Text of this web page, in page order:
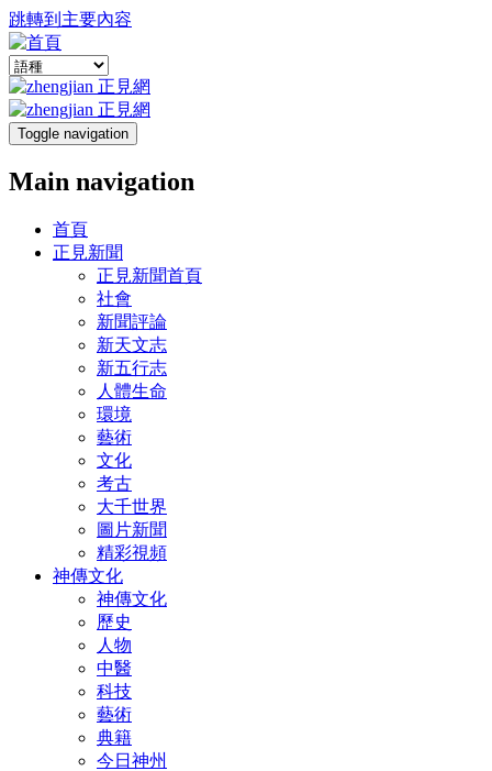
跳轉到主要內容
Toggle navigation
Main navigation
首頁
正見新聞
正見新聞首頁
社會
新聞評論
新天文志
新五行志
人體生命
環境
藝術
文化
考古
大千世界
圖片新聞
精彩視頻
神傳文化
神傳文化
歷史
人物
中醫
科技
藝術
典籍
今日神州